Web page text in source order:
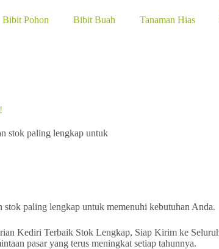
Bibit Pohon Bibit Buah Tanaman Hias
stok paling lengkap untuk
paling lengkap untuk memenuhi kebutuhan Anda.
pasar yang terus meningkat setiap tahunnya.